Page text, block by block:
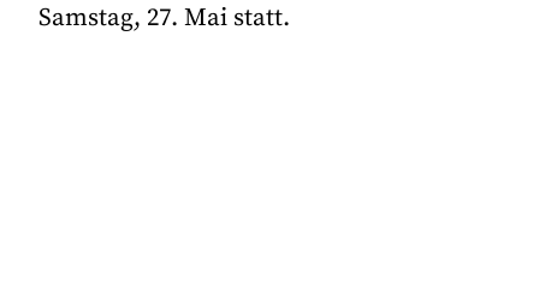
Samstag, 27. Mai statt.